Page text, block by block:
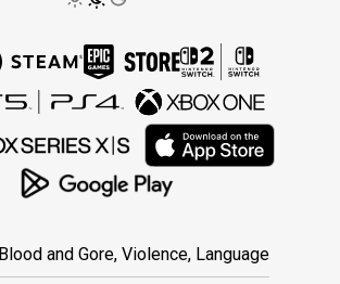
Blood and Gore, Violence, Language